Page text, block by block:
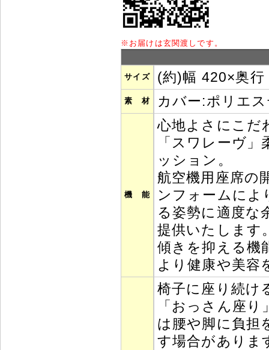
※ お届けは玄関渡しです。
サイズ (約)幅 420×奥
素 材 カバー:ポリ
機 能
心地よさにこだ
「スワレーヴ
ッション。
航空機用座席の
ンフォームによ
る姿勢に適度な
提供いたします
傾きを抑える機
より健康や美容
椅子に座り続け
「おっさん座
は腰や脚に負担
す場合がありま